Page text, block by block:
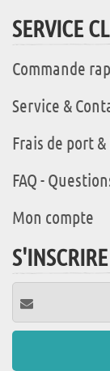
SERVICE
Commande
Service &
Frais de port &
FAQ -
Mon compte